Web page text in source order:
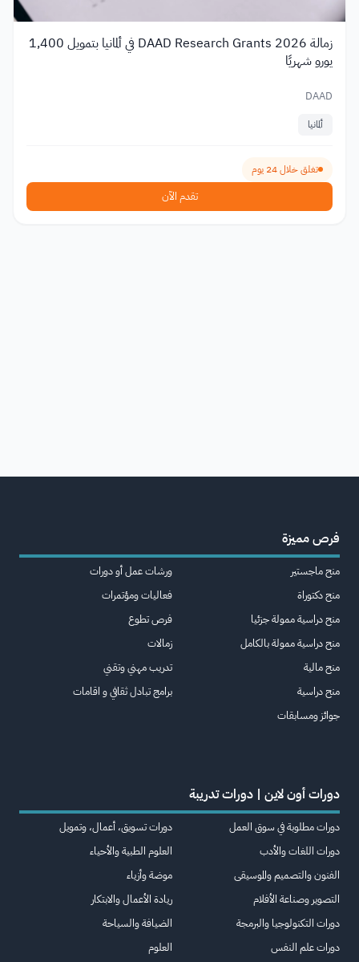
زمالة DAAD Research Grants 2026 في ألمانيا بتمويل 1,400
يورو شهريًا
DAAD
ألمانيا
تغلق خلال 24 يوم
تقدم الآن
فرص مميزة
منح ماجستير
منح دكتوراة
منح دراسية ممولة جزئيا
منح دراسية ممولة بالكامل
منح مالية
منح دراسية
جوائز ومسابقات
ورشات عمل أو دورات
فعاليات ومؤتمرات
فرص تطوع
زمالات
تدريب مهني وتقني
برامج تبادل ثقافي و اقامات
دورات أون لاين | دورات تدريبة
دورات مطلوبة في سوق العمل
دورات اللغات والأدب
الفنون والتصميم والموسيقى
التصوير وصناعة الأفلام
دورات التكنولوجيا والبرمجة
دورات علم النفس
دورات تسويق، أعمال، وتمويل
العلوم الطبية والأحياء
موضة وأزياء
ريادة الأعمال والابتكار
الضيافة والسياحة
العلوم